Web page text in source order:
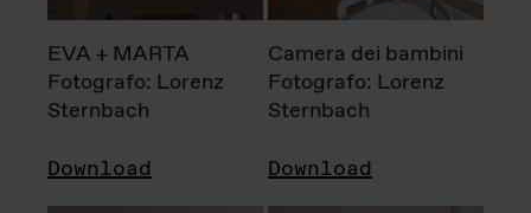
EVA + MARTA
Fotografo: Lorenz
Sternbach
Download
Camera dei bambini
Fotografo: Lorenz
Sternbach
Download